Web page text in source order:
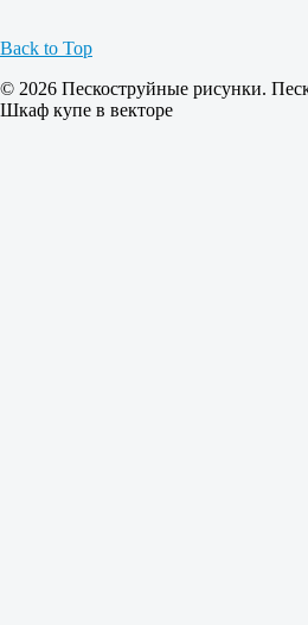
Back to Top
© 2026 Пескоструйные рисунки.
Шкаф купе в векторе